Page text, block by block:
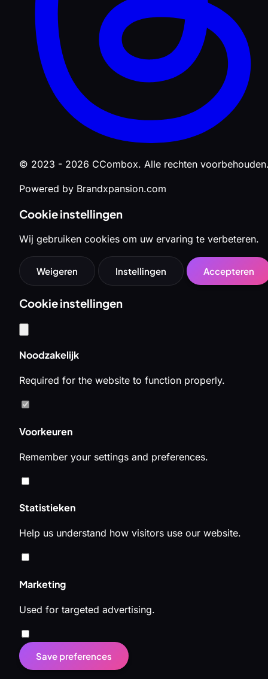
© 2023 - 2026 CCombox. Alle rechten
Powered by Brandxpansion.com
Cookie instellingen
Wij gebruiken cookies om uw ervaring te verbeteren.
Weigeren Instellingen Accepteren
Cookie instellingen
Noodzakelijk
Required for the website to function properly.
Voorkeuren
Remember your settings and preferences.
Statistieken
Help us understand how visitors use our website.
Marketing
Used for targeted advertising.
Save preferences